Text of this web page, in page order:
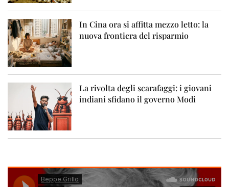
In Cina ora si affitta mezzo letto: la
nuova frontiera del risparmio
La rivolta degli scarafaggi: i giovani
indiani sfidano il governo Modi